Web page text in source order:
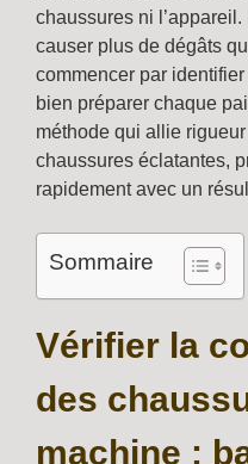
chaussures ni
causer plus de dégâts
commencer par
bien préparer chaque
méthode qui allie
chaussures éclatantes,
rapidement avec un
Sommaire
Vérifier la
des
machine :